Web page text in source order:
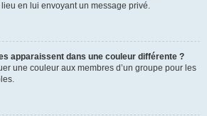
lieu en lui envoyant un message privé.
apparaissent dans une couleur différente ?
une couleur aux membres d’un groupe pour les